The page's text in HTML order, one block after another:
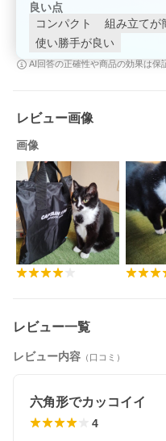
良い点
コンパクト
組み立てが
使い勝手が良い
AI回答の正確性や商品の効果は保
レビュー画像
画像
レビュー一覧
レビュー内容 （口コミ）
六角形でカッコイイ
4